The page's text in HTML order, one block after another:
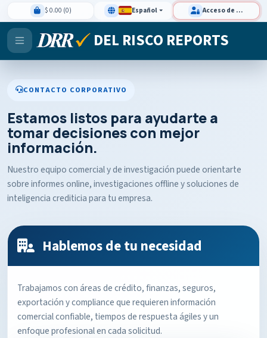
$ 0.00 (0) Español Acceso de clientes
DEL RISCO REPORTS
CONTACTO CORPORATIVO
Estamos listos para ayudarte a
tomar decisiones con mejor
información.
Nuestro equipo comercial y de investigación puede orientarte
sobre informes online, investigaciones offline y soluciones de
inteligencia crediticia para tu empresa.
Hablemos de tu necesidad
Trabajamos con áreas de crédito, finanzas, seguros,
exportación y compliance que requieren información
comercial confiable, tiempos de respuesta ágiles y un
enfoque profesional en cada solicitud.